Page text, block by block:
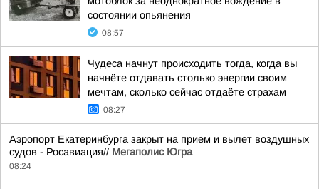
состоянии опьянения
08:57
Чудеса начнут происходить тогда, когда вы
начнёте отдавать столько энергии своим
мечтам, сколько сейчас отдаёте страхам
08:27
Аэропорт Екатеринбурга закрыт на прием и вылет воздушных
судов - Росавиация// Мегаполис Югра
08:24